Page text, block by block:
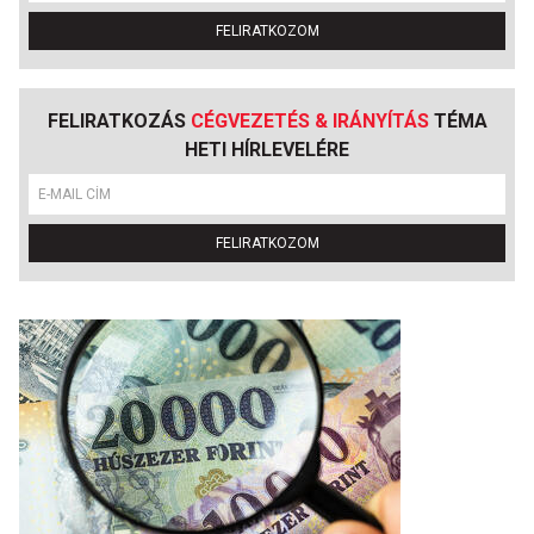
FELIRATKOZOM
FELIRATKOZÁS CÉGVEZETÉS & IRÁNYÍTÁSTÉMA
HETI HÍRLEVELÉRE
FELIRATKOZOM